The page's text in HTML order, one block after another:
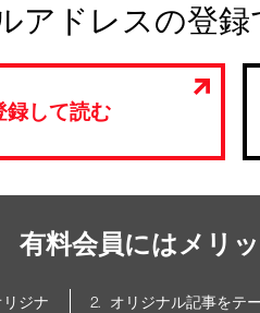
アドレスの登録
録して読む
有料会員にはメリ
ジナ
オリジナル記事をテ